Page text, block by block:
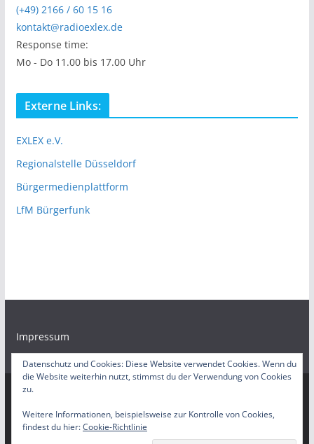
(+49) 2166 / 60 15 16
kontakt@radioexlex.de
Response time:
Mo - Do 11.00 bis 17.00 Uhr
Externe Links:
EXLEX e.V.
Regionalstelle Düsseldorf
Bürgermedienplattform
LfM Bürgerfunk
Impressum
Copyright © 2026EXLEX Mediathek. Alle Rechte
vorbehalten.
Datenschutz und Cookies: Diese Website verwendet Cookies. Wenn du
die Website weiterhin nutzt, stimmst du der Verwendung von Cookies
zu.
Weitere Informationen, beispielsweise zur Kontrolle von Cookies,
findest du hier:Cookie-Richtlinie